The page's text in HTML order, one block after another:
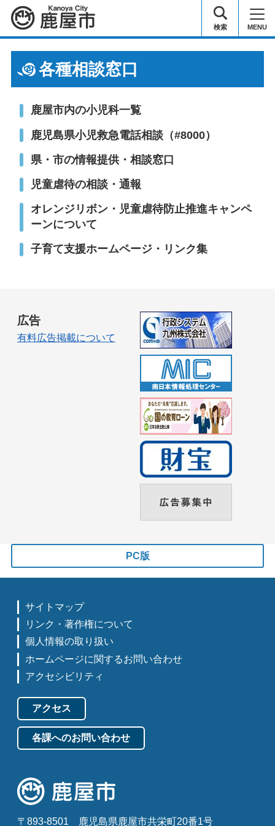
鹿屋市 検索 MENU
各種相談窓口
鹿屋市内の小児科一覧
鹿児島県小児救急電話相談（#8000）
県・市の情報提供・相談窓口
児童虐待の相談・通報
オレンジリボン・児童虐待防止推進キャンペ
ーンについて
子育て支援ホームページ・リンク集
広告
有料広告掲載について
PC版
サイトマップ
リンク・著作権について
個人情報の取り扱い
ホームページに関するお問い合わせ
アクセシビリティ
アクセス
各課へのお問い合わせ
〒893-8501 鹿児島県鹿屋市共栄町20番1号